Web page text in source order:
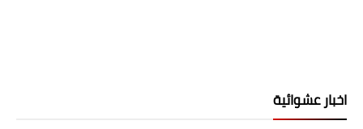
اخبار عشوائية